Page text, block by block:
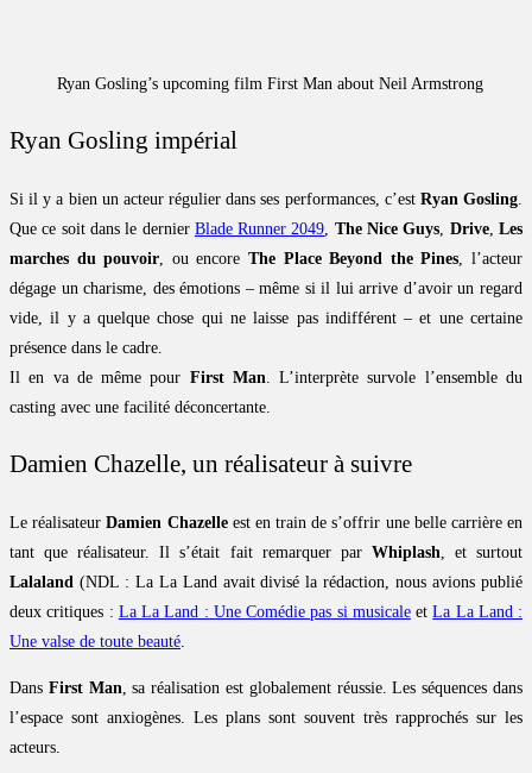
Ryan Gosling’s upcoming film First Man about Neil Armstrong
Ryan Gosling impérial
Si il y a bien un acteur régulier dans ses performances, c’est Ryan Gosling
Que ce soit dans le dernier Blade Runner 2049 The Nice Guys Drive,Les
marches du pouvoir , ou encoreThe Place Beyond the Pines , l’acteur
dégage un charisme, des émotions – même si il lui arrive d’avoir un regard
vide, il y a quelque chose qui ne laisse pas indifférent – et une certaine
présence dans le cadre.
Il en va de même pour First Man . L’interprète survole l’ensemble du
casting avec une facilité déconcertante.
Damien Chazelle, un réalisateur à suivre
Le réalisateurDamien Chazelleest en train de s’offrir une belle carrière en
tant que réalisateur. Il s’était fait remarquer par Whiplash , et surtout
Lalaland (NDL : La La Land avait divisé la rédaction, nous avions publié
deux critiques : La La Land : Une Comédie pas si musicaleetLa La Land :
Une valse de toute beauté
Dans First Man , sa réalisation est globalement réussie. Les séquences dans
l’espace sont anxiogènes. Les plans sont souvent très rapprochés sur les
acteurs.